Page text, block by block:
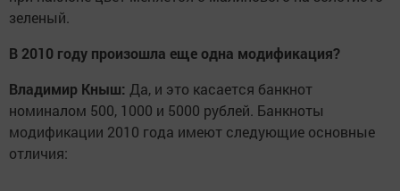
зеленый.
В 2010 году произошла еще одна модификация?
Владимир Кныш: Да, и это касается банкнот
номиналом 500, 1000 и 5000 рублей. Банкноты
модификации 2010 года имеют следующие основные
отличия: